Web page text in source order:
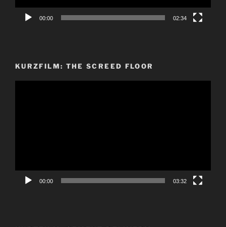
00:00 02:34
KURZFILM: THE SCREED FLOOR
00:00 03:32